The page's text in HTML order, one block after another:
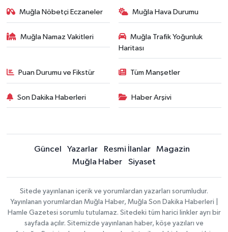
Muğla Nöbetçi Eczaneler Muğla Hava Durumu
Muğla Namaz Vakitleri
Muğla Trafik Yoğunluk
Haritası
Puan Durumu ve Fikstür Tüm Manşetler
Son Dakika Haberleri Haber Arşivi
Güncel Yazarlar Resmi İlanlar
Magazin
Muğla Haber
Siyaset
Sitede yayınlanan içerik ve yorumlardan yazarları sorumludur.
Yayınlanan yorumlardan Muğla Haber, Muğla Son Dakika Haberleri |
Hamle Gazetesi sorumlu tutulamaz. Sitedeki tüm harici linkler ayrı bir
sayfada açılır. Sitemizde yayınlanan haber, köşe yazıları ve